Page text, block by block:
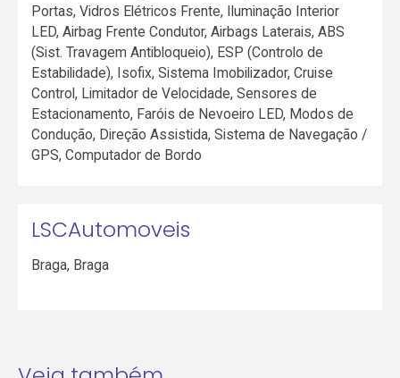
Portas, Vidros Elétricos Frente, Iluminação Interior
LED, Airbag Frente Condutor, Airbags Laterais, ABS
(Sist. Travagem Antibloqueio), ESP (Controlo de
Estabilidade), Isofix, Sistema Imobilizador, Cruise
Control, Limitador de Velocidade, Sensores de
Estacionamento, Faróis de Nevoeiro LED, Modos de
Condução, Direção Assistida, Sistema de Navegação /
GPS, Computador de Bordo
LSCAutomoveis
Braga, Braga